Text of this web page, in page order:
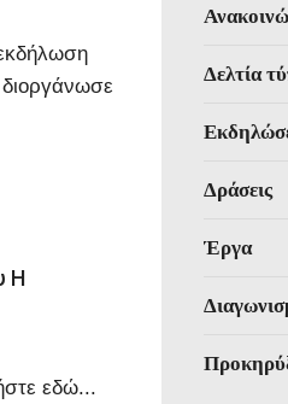
Η
εδώ...
Δελτία
Δράσεις
Έργα